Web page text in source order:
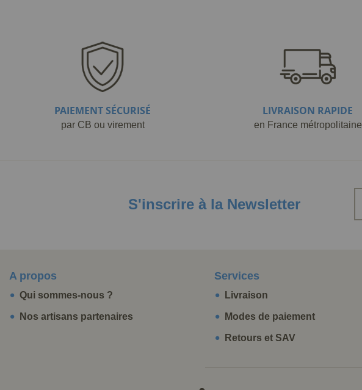
PAIEMENT SÉCURISÉ
par CB ou virement
LIVRAISON RAPIDE
en France métropolitaine
S'inscrire à la Newsletter
A propos
Qui sommes-nous ?
Nos artisans partenaires
Services
Livraison
Modes de paiement
Retours et SAV